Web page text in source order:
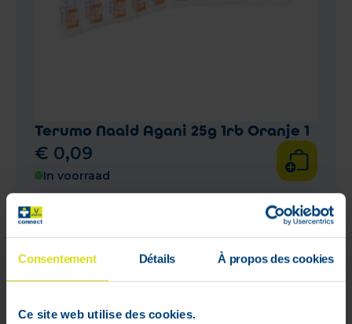
Consentement Détails À propos des cookies
Ce site web utilise des cookies.
Terumo Naald Agani 25g 1rb Oranje 1
€ 0,09
In voorraad